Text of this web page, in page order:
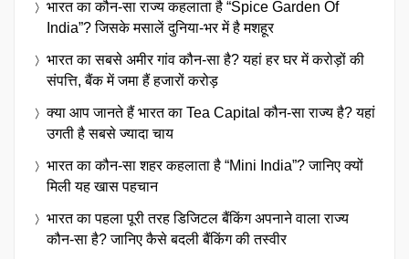
भारत का कौन-सा राज्य कहलाता है “Spice Garden Of
India”? जिसके मसालें दुनिया-भर में है मशहूर
भारत का सबसे अमीर गांव कौन-सा है? यहां हर घर में करोड़ों की
संपत्ति, बैंक में जमा हैं हजारों करोड़
क्या आप जानते हैं भारत का Tea Capital कौन-सा राज्य है? यहां
उगती है सबसे ज्यादा चाय
भारत का कौन-सा शहर कहलाता है “Mini India”? जानिए क्यों
मिली यह खास पहचान
भारत का पहला पूरी तरह डिजिटल बैंकिंग अपनाने वाला राज्य
कौन-सा है? जानिए कैसे बदली बैंकिंग की तस्वीर